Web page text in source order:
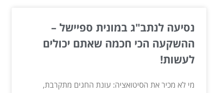
נסיעה לנתב"ג במונית ספיישל –
ההשקעה הכי חכמה שאתם יכולים
לעשות!
מי לא מכיר את הסיטואציה: עונת החגים מתקרבת,